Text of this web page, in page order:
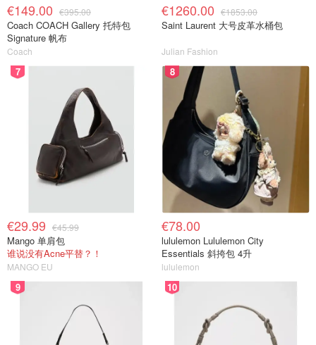
€149.00 €395.00
Coach COACH Gallery 托特包
Signature 帆布
Coach
€1260.00 €1853.00
Saint Laurent 大号皮革水桶包
Julian Fashion
7
€29.99 €45.99
Mango 单肩包
谁说没有Acne平替？！
MANGO EU
8
€78.00
lululemon Lululemon City
Essentials 斜挎包 4升
lululemon
9 10